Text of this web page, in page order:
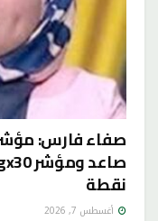
صفاء فارس:
نقطة
أغسطس 7, 2026